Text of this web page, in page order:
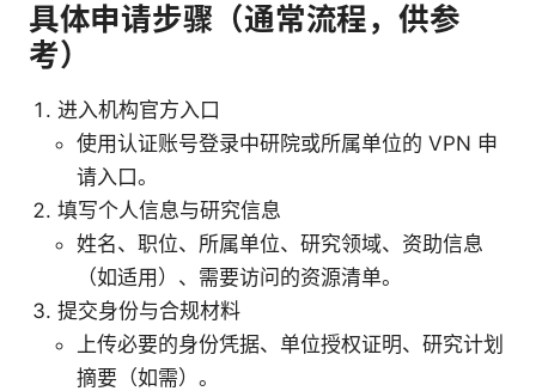
具体申请步骤（通常流程，供参
考）
进入机构官方入口
使用认证账号登录中研院或所属单位的 VPN 申
请入口。
填写个人信息与研究信息
姓名、职位、所属单位、研究领域、资助信息
（如适用）、需要访问的资源清单。
提交身份与合规材料
上传必要的身份凭据、单位授权证明、研究计划
摘要（如需）。